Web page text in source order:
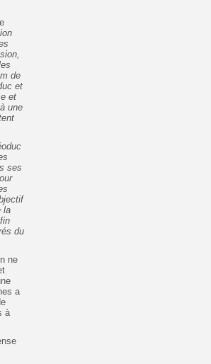
de
et
et
une
ses
la
du
ne
a
à